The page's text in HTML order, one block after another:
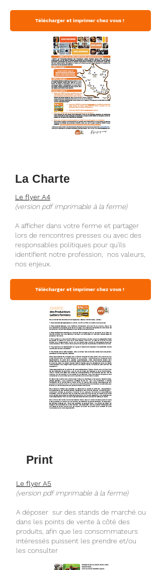
Télécharger et imprimer chez vous !
La Charte
Le flyer A4
(version pdf imprimable à la ferme)
A afficher dans votre ferme et partager
lors de rencontres presses ou avec des
responsables politiques pour qu'ils
identifient notre profession, nos valeurs,
nos enjeux.
Télécharger et imprimer chez vous !
Print
Le flyer A5
(version pdf imprimable à la ferme)
A déposer sur des stands de marché ou
dans les points de vente à côté des
produits, afin que les consommateurs
intéressés puissent les prendre et/ou
les consulter